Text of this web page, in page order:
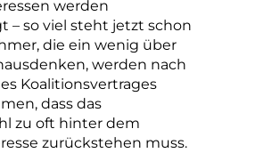
werden
– so viel steht jetzt schon
die ein wenig über
werden nach
Koalitionsvertrages
dass das
zu oft hinter dem
zurückstehen muss.